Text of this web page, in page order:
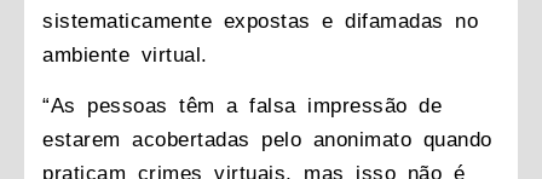
sistematicamente expostas e difamadas no
ambiente virtual.
“As pessoas têm a falsa impressão de
estarem acobertadas pelo anonimato quando
praticam crimes virtuais, mas isso não é